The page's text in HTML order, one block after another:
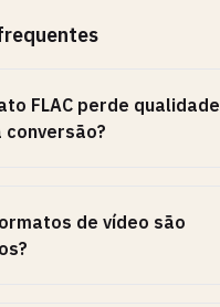
FLAC perde qualidade
conversão?
de vídeo são